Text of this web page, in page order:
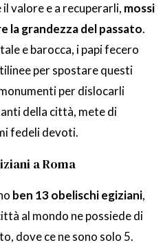
valore e a recuperarli, mossi
la grandezza del passato.
e barocca, i papi fecero
per spostare questi
per dislocarli
della città, mete di
fedeli devoti.
a Roma
ben 13 obelischi egiziani,
al mondo ne possiede di
dove ce ne sono solo 5.